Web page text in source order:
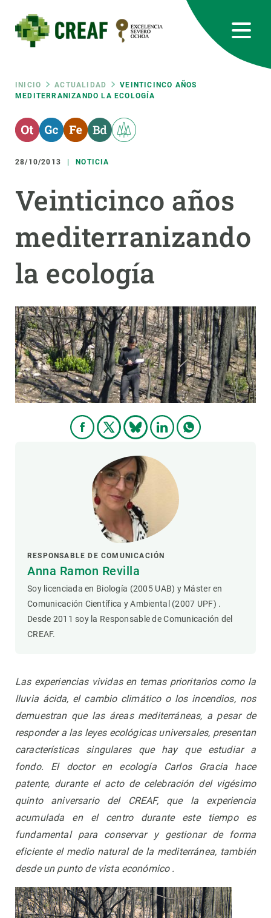
contenido
principal
Ruta
de
navegación
INICIO ACTUALIDAD
VEINTICINCO AÑOS
MEDITERRANIZANDO LA ECOLOGÍA
28/10/2013 NOTICIA
Veinticinco años
mediterranizando
la ecología
RESPONSABLE DE COMUNICACIÓN
Anna Ramon Revilla
Soy licenciada en Biología (2005 UAB) y Máster en
Comunicación Científica y Ambiental (2007 UPF) .
Desde 2011 soy la Responsable de Comunicación del
CREAF.
Las experiencias vividas en temas prioritarios como la
lluvia ácida, el cambio climático o los incendios, nos
demuestran que las áreas mediterráneas, a pesar de
responder a las leyes ecológicas universales, presentan
características singulares que hay que estudiar a
fondo. El doctor en ecología Carlos Gracia hace
patente, durante el acto de celebración del vigésimo
quinto aniversario del CREAF, que la experiencia
acumulada en el centro durante este tiempo es
fundamental para conservar y gestionar de forma
eficiente el medio natural de la mediterránea, también
desde un punto de vista económico .
RRSS
Featured
responsive
INTRANET
Responsive
menu
INVESTIGACIÓN
CIENCIA EN ACCIÓN
ÚNETE A NOSOTROS
NOTICIAS Y AGENDA